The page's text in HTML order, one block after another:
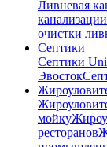
Ливневая
канализации
очистки
Септики
Септики
Эвосток
мойку
ресторанов